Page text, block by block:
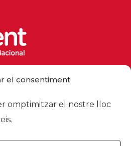
el consentiment
omptimitzar el nostre lloc